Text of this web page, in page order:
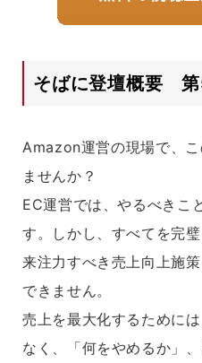
そばに登壇概要
Amazon運営の現場で、
ませんか？
EC運営では、やるべきこ
す。しかし、すべてを完
来注力すべき売上向上施
できません。
売上を最大化するために
なく、「何をやめるか」